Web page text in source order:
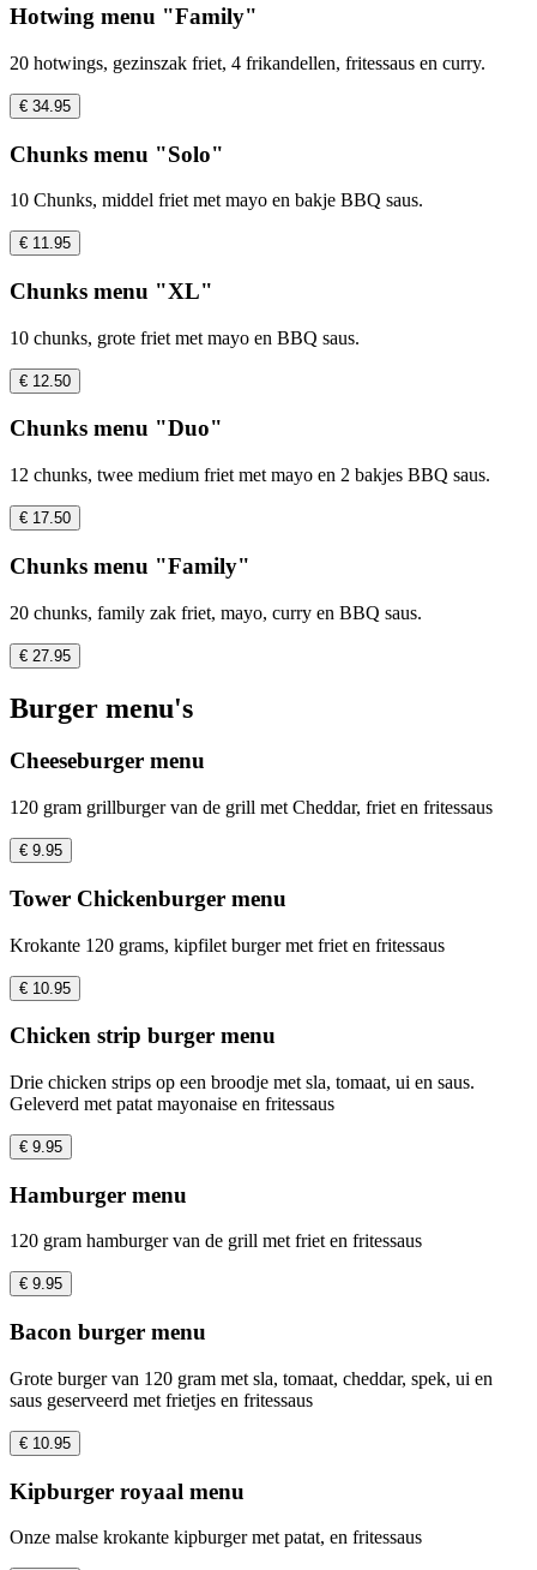
Hotwing menu "Family"
20 hotwings, gezinszak friet, 4 frikandellen, fritessaus en curry.
€ 34.95
Chunks menu "Solo"
10 Chunks, middel friet met mayo en bakje BBQ saus.
€ 11.95
Chunks menu "XL"
10 chunks, grote friet met mayo en BBQ saus.
€ 12.50
Chunks menu "Duo"
12 chunks, twee medium friet met mayo en 2 bakjes BBQ saus.
€ 17.50
Chunks menu "Family"
20 chunks, family zak friet, mayo, curry en BBQ saus.
€ 27.95
Burger menu's
Cheeseburger menu
120 gram grillburger van de grill met Cheddar, friet en fritessaus
€ 9.95
Tower Chickenburger menu
Krokante 120 grams, kipfilet burger met friet en fritessaus
€ 10.95
Chicken strip burger menu
Drie chicken strips op een broodje met sla, tomaat, ui en saus.
Geleverd met patat mayonaise en fritessaus
€ 9.95
Hamburger menu
120 gram hamburger van de grill met friet en fritessaus
€ 9.95
Bacon burger menu
Grote burger van 120 gram met sla, tomaat, cheddar, spek, ui en
saus geserveerd met frietjes en fritessaus
€ 10.95
Kipburger royaal menu
Onze malse krokante kipburger met patat, en fritessaus